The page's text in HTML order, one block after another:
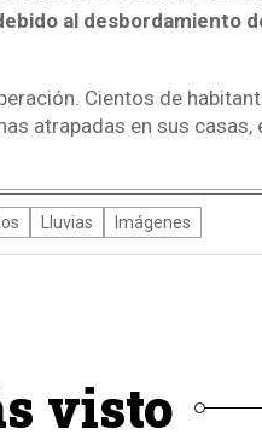
al desbordamiento
Cientos de
atrapadas en sus casas,
Lluvias Imágenes
visto